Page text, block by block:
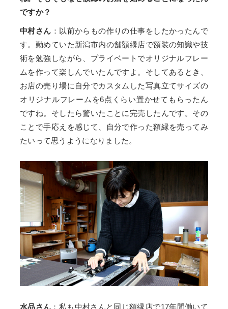
ですか？
中村さん ：以前からもの作りの仕事をしたかったんで
す。勤めていた新潟市内の舗額縁店で額装の知識や技
術を勉強しながら、プライベートでオリジナルフレー
ムを作って楽しんでいたんですよ。そしてあるとき、
お店の売り場に自分でカスタムした写真立てサイズの
オリジナルフレームを6点くらい置かせてもらったん
ですね。そしたら驚いたことに完売したんです。その
ことで手応えを感じて、自分で作った額縁を売ってみ
たいって思うようになりました。
水品さん ：私も中村さんと同じ額縁店で17年間働いて